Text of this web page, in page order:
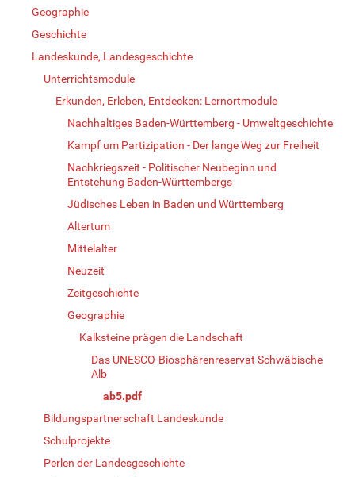
Geographie
Geschichte
Landeskunde, Landesgeschichte
Unterrichtsmodule
Erkunden, Erleben, Entdecken: Lernortmodule
Nachhaltiges Baden-Württemberg - Umweltgeschichte
Kampf um Partizipation - Der lange Weg zur Freiheit
Nachkriegszeit - Politischer Neubeginn und
Entstehung Baden-Württembergs
Jüdisches Leben in Baden und Württemberg
Altertum
Mittelalter
Neuzeit
Zeitgeschichte
Geographie
Kalksteine prägen die Landschaft
Das UNESCO-Biosphärenreservat Schwäbische
Alb
ab5.pdf
Bildungspartnerschaft Landeskunde
Schulprojekte
Perlen der Landesgeschichte